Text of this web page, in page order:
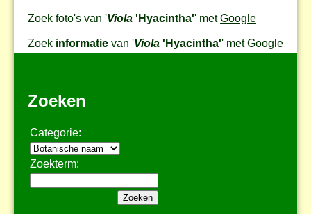
Zoek foto's van 'Viola 'Hyacintha'' metGoogle
Zoek informatie van 'Viola 'Hyacintha'' metGoogle
Zoeken
Categorie:
Zoekterm: